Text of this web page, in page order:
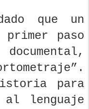
que un
paso
para
al lenguaje